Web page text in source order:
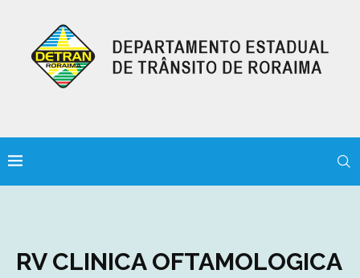
RV CLINICA OFTAMOLOGICA